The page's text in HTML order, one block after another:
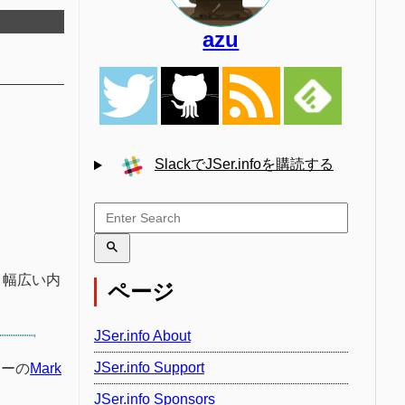
広い内
のMark
azu
SlackでJSer.infoを購読する
ページ
JSer.info About
JSer.info Support
JSer.info Sponsors